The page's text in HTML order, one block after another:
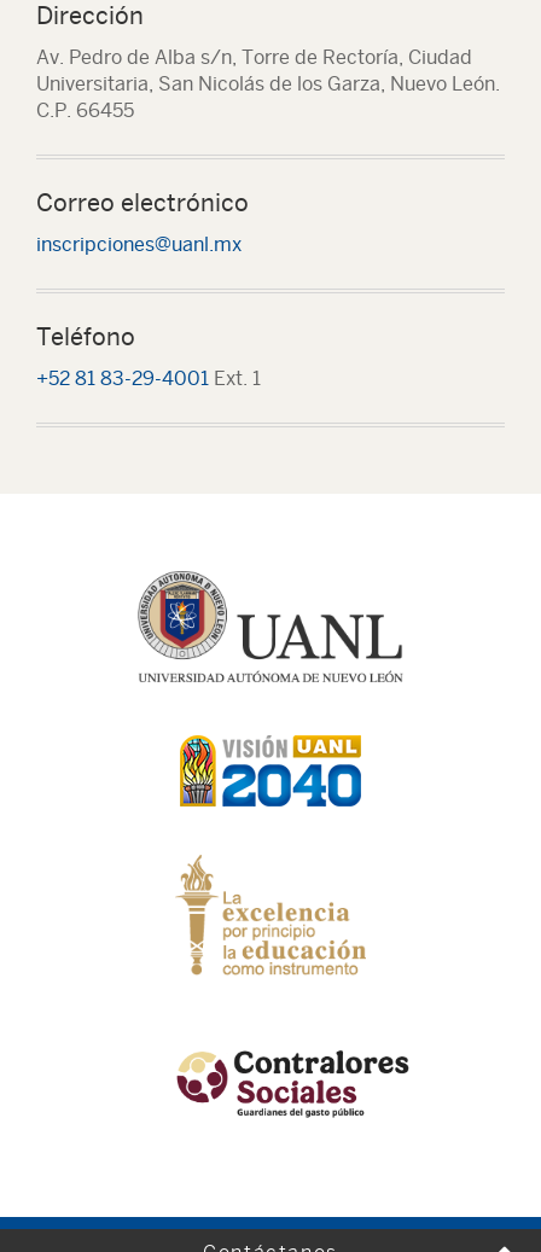
Dirección
Av. Pedro de Alba s/n, Torre de Rectoría, Ciudad
Universitaria, San Nicolás de los Garza, Nuevo León.
C.P. 66455
Correo electrónico
inscripciones@uanl.mx
Teléfono
+52 81 83-29-4001 Ext. 1